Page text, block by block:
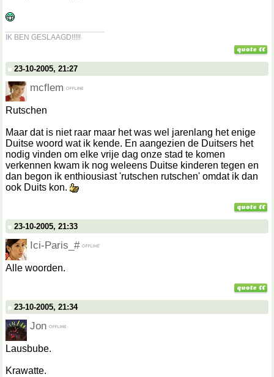
IK BEN GESLAAGD!!!!!
23-10-2005, 21:27
mcflem
Rutschen
Maar dat is niet raar maar het was wel jarenlang het enige
Duitse woord wat ik kende. En aangezien de Duitsers het
nodig vinden om elke vrije dag onze stad te komen
verkennen kwam ik nog weleens Duitse kinderen tegen en
dan begon ik enthiousiast 'rutschen rutschen' omdat ik dan
ook Duits kon.
23-10-2005, 21:33
Ici-Paris_#
Alle woorden.
23-10-2005, 21:34
Jon
Lausbube.
Krawatte.